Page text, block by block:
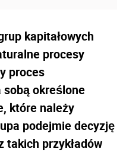
kapitałowych
procesy
proces
określone
które należy
podejmie decyzję
takich przykładów